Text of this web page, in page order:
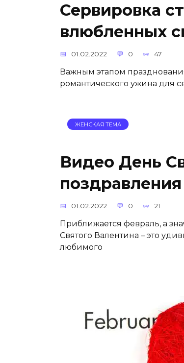
Сервировка
влюбленных
01.02.2022 0 47
Важным этапом
романтического ужина для
ЖЕНСКАЯ ТЕМА
Видео День
поздравления
01.02.2022 0 21
Приближается февраль, а
Святого Валентина – это
любимого